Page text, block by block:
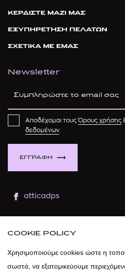
ΚΕΡΔΙΣΤΕ ΜΑΖΙ ΜΑΣ
ΕΞΥΠΗΡΕΤΗΣΗ ΠΕΛΑΤΩΝ
ΣΧΕΤΙΚΑ ΜΕ ΕΜΑΣ
Newsletter
ΕΓΓΡΑΦΗ
Αποδέχομαι τουςΌρους χρήσης
δεδομένων.
atticadps
atticadps
COOKIE POLICY
Χρησιμοποιούμε cookies ώστε η
σωστά, να εξατομικεύουμε